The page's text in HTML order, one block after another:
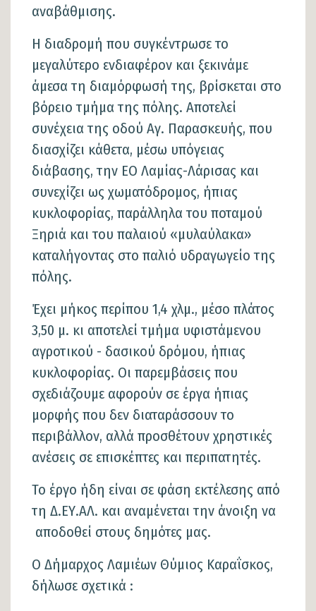
αναβάθμισης.
Η διαδρομή που συγκέντρωσε το
μεγαλύτερο ενδιαφέρον και ξεκινάμε
άμεσα τη διαμόρφωσή της, βρίσκεται στο
βόρειο τμήμα της πόλης. Αποτελεί
συνέχεια της οδού Αγ. Παρασκευής, που
διασχίζει κάθετα, μέσω υπόγειας
διάβασης, την ΕΟ Λαμίας-Λάρισας και
συνεχίζει ως χωματόδρομος, ήπιας
κυκλοφορίας, παράλληλα του ποταμού
Ξηριά και του παλαιού «μυλαύλακα»
καταλήγοντας στο παλιό υδραγωγείο της
πόλης.
Έχει μήκος περίπου 1,4 χλμ., μέσο πλάτος
3,50 μ. κι αποτελεί τμήμα υφιστάμενου
αγροτικού - δασικού δρόμου, ήπιας
κυκλοφορίας. Οι παρεμβάσεις που
σχεδιάζουμε αφορούν σε έργα ήπιας
μορφής που δεν διαταράσσουν το
περιβάλλον, αλλά προσθέτουν χρηστικές
ανέσεις σε επισκέπτες και περιπατητές.
Το έργο ήδη είναι σε φάση εκτέλεσης από
τη Δ.ΕΥ.ΑΛ. και αναμένεται την άνοιξη να
αποδοθεί στους δημότες μας.
Ο Δήμαρχος Λαμιέων Θύμιος Καραΐσκος,
δήλωσε σχετικά :